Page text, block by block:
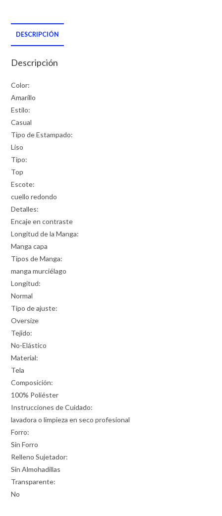
DESCRIPCIÓN
Descripción
Color:
Amarillo
Estilo:
Casual
Tipo de Estampado:
Liso
Tipo:
Top
Escote:
cuello redondo
Detalles:
Encaje en contraste
Longitud de la Manga:
Manga capa
Tipos de Manga:
manga murciélago
Longitud:
Normal
Tipo de ajuste:
Oversize
Tejido:
No-Elástico
Material:
Tela
Composición:
100% Poliéster
Instrucciones de Cuidado:
lavadora o limpieza en seco profesional
Forro:
Sin Forro
Relleno Sujetador:
Sin Almohadillas
Transparente:
No